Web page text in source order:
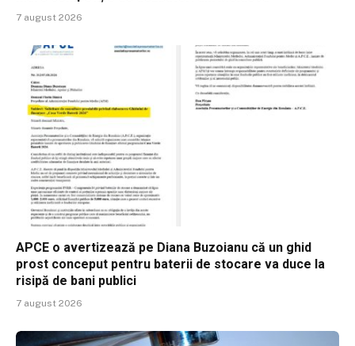
7 august 2026
APCE o avertizează pe Diana Buzoianu că un ghid
prost conceput pentru baterii de stocare va duce la
risipă de bani publici
7 august 2026